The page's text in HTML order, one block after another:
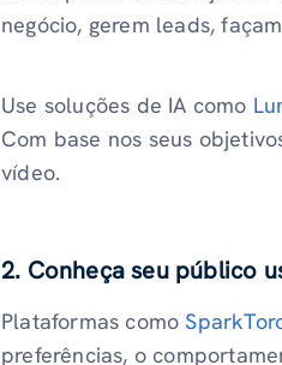
negócio, gerem leads,
Use soluções de IA como
Com base nos seus
vídeo.
2. Conheça seu público
Plataformas como
preferências, o